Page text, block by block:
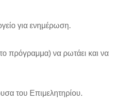
για ενημέρωση.
πρόγραμμα) να ρωτάει και να
του Επιμελητηρίου.